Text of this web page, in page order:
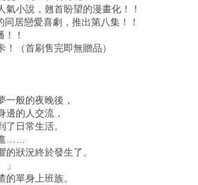
小說，翹首盼望的漫畫化！！
居戀愛喜劇，推出第八集！！
！
（首刷售完即無贈品）
一般的夜晚後，
邊的人交流，
了日常生活。
進……
狀況終於發生了。
」
單身上班族。